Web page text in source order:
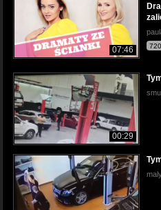
07:46
00:29